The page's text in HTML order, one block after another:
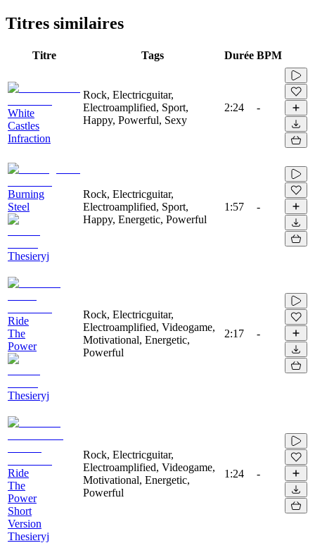
Titres similaires
Titre Tags Durée BPM
White
Castles
Infraction
Rock, Electricguitar,
Electroamplified, Sport,
Happy, Powerful, Sexy
2:24 -
Burning
Steel
Thesieryj
Rock, Electricguitar,
Electroamplified, Sport,
Happy, Energetic, Powerful
1:57 -
Ride
The
Power
Thesieryj
Rock, Electricguitar,
Electroamplified, Videogame,
Motivational, Energetic,
Powerful
2:17 -
Ride
The
Power
Short
Version
Thesieryj
Rock, Electricguitar,
Electroamplified, Videogame,
Motivational, Energetic,
Powerful
1:24 -